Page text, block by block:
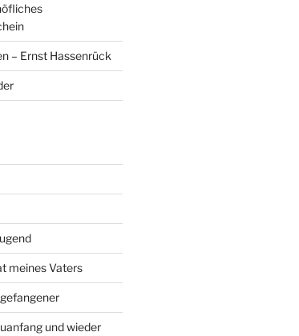
– Ernst Hassenrück
meines Vaters
und wieder